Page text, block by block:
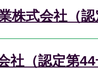
株式会社（
社（認定第